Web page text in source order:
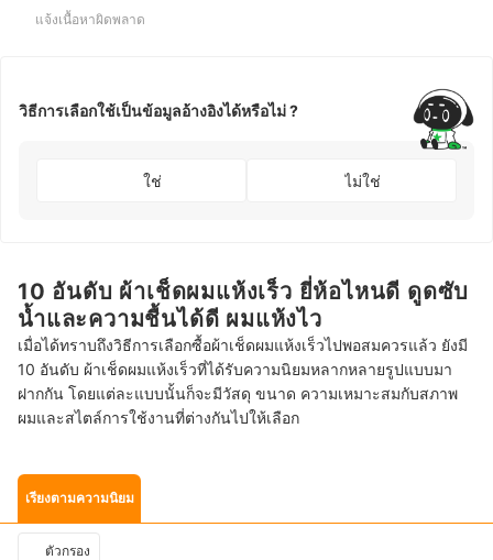
แจ้งเนื้อหาผิดพลาด
วิธีการเลือกใช้เป็นข้อมูลอ้างอิงได้หรือไม่ ?
ใช่ ไม่ใช่
10 อันดับ ผ้าเช็ดผมแห้งเร็ว ยี่ห้อไหนดี ดูดซับ
น้ำและความชื้นได้ดี ผมแห้งไว
เมื่อได้ทราบถึงวิธีการเลือกซื้อผ้าเช็ดผมแห้งเร็วไปพอสมควรแล้ว ยังมี
10 อันดับ ผ้าเช็ดผมแห้งเร็วที่ได้รับความนิยมหลากหลายรูปแบบมา
ฝากกัน โดยแต่ละแบบนั้นก็จะมีวัสดุ ขนาด ความเหมาะสมกับสภาพ
ผมและสไตล์การใช้งานที่ต่างกันไปให้เลือก
เรียงตามความนิยม
ตัวกรอง